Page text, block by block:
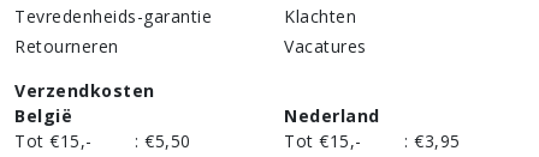
Tevredenheids-garantie
Retourneren
Klachten
Vacatures
Verzendkosten
België
Tot €15,-
: €5,50
Nederland
Tot €15,-
: €3,95